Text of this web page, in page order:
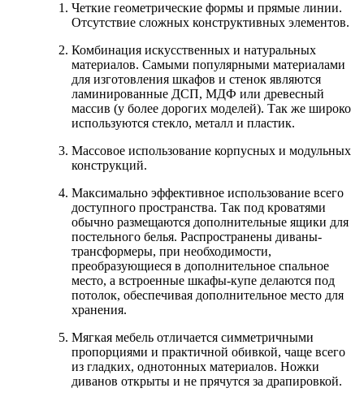
Четкие геометрические формы и прямые линии.
Отсутствие сложных конструктивных элементов.
Комбинация искусственных и натуральных
материалов. Самыми популярными материалами
для изготовления шкафов и стенок являются
ламинированные ДСП, МДФ или древесный
массив (у более дорогих моделей). Так же широко
используются стекло, металл и пластик.
Массовое использование корпусных и модульных
конструкций.
Максимально эффективное использование всего
доступного пространства. Так под кроватями
обычно размещаются дополнительные ящики для
постельного белья. Распространены диваны-
трансформеры, при необходимости,
преобразующиеся в дополнительное спальное
место, а встроенные шкафы-купе делаются под
потолок, обеспечивая дополнительное место для
хранения.
Мягкая мебель отличается симметричными
пропорциями и практичной обивкой, чаще всего
из гладких, однотонных материалов. Ножки
диванов открыты и не прячутся за драпировкой.